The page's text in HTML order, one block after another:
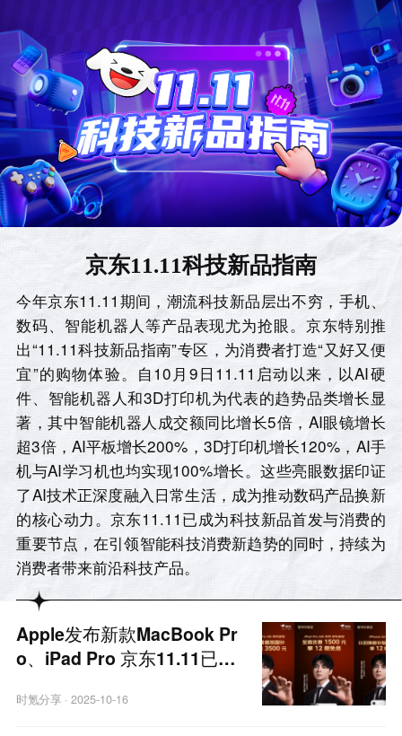
京东11.11科技新品指南
今年京东11.11期间，潮流科技新品层出不穷，手机、
数码、智能机器人等产品表现尤为抢眼。京东特别推
出“11.11科技新品指南”专区，为消费者打造“又好又便
宜”的购物体验。自10月9日11.11启动以来，以AI硬
件、智能机器人和3D打印机为代表的趋势品类增长显
著，其中智能机器人成交额同比增长5倍，AI眼镜增长
超3倍，AI平板增长200%，3D打印机增长120%，AI手
机与AI学习机也均实现100%增长。这些亮眼数据印证
了AI技术正深度融入日常生活，成为推动数码产品换新
的核心动力。京东11.11已成为科技新品首发与消费的
重要节点，在引领智能科技消费新趋势的同时，持续为
消费者带来前沿科技产品。
Apple发布新款MacBook Pr
o、iPad Pro 京东11.11已开
时氪分享· 2025-10-16